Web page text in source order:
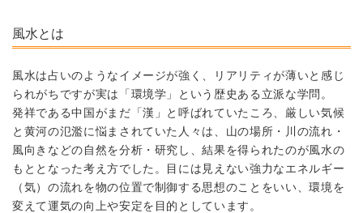
風水とは
風水は占いのようなイメージが強く、リアリティが薄いと感じ
られがちですが実は「環境学 」という歴史ある立派な学問。
発祥である中国がまだ「漢」と呼ばれていたころ、厳しい気候
と黄河の氾濫に悩まされていた人々は、山の場所・川の流れ・
風向きなどの自然を分析・研究し、結果を得られたのが風水の
もととなった考え方でした。目には見えない強力なエネルギー
（気）の流れを物の位置で制御する思想のことをいい、環境を
変えて運気の向上や安定を目的としています。